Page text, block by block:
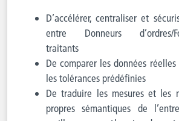
D’accélérer, centraliser et
entre Donneurs d’ordres/
traitants
De comparer les données
les tolérances prédéfinies
De traduire les mesures et les
propres sémantiques de